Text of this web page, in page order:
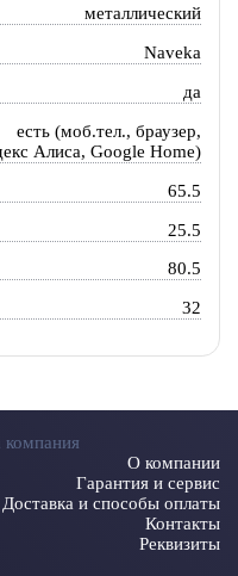
металлический
Naveka
да
есть (моб.тел., браузер,
Алиса, Google Home)
65.5
25.5
80.5
32
О компании
Гарантия и сервис
Доставка и способы оплаты
Контакты
Реквизиты